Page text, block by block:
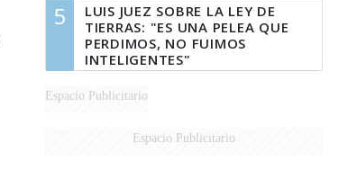
5
LUIS JUEZ SOBRE LA LEY DE
TIERRAS: "ES UNA PELEA QUE
PERDIMOS, NO FUIMOS
INTELIGENTES"
Espacio Publicitario
Espacio Publicitario